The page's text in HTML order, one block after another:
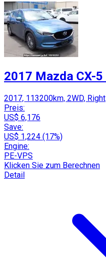
2017 Mazda CX-5
2017, 113200km, 2WD, Right
Preis:
US$ 6,176
Save:
US$ 1,224 (17%)
Engine:
PE-VPS
Klicken Sie zum Berechnen
Detail